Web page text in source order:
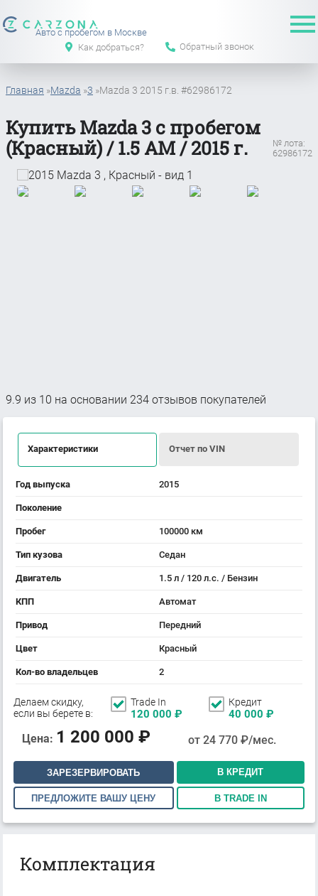
Авто с пробегом в Москве
Как добраться?
Обратный звонок
Главная »Mazda »3 »Mazda 3 2015 г.в. #62986172
Купить Mazda 3 с пробегом
(Красный) / 1.5 АМ / 2015 г.
№ лота:
62986172
9.9 из 10 на основании 234 отзывов покупателей
Характеристики Отчет по VIN
Год выпуска 2015
Поколение
Пробег 100000 км
Тип кузова Седан
Двигатель 1.5 л / 120 л.с. / Бензин
КПП Автомат
Привод Передний
Цвет Красный
Кол-во владельцев 2
Делаем скидку,
если вы берете в:
Trade In
120 000 ₽
Кредит
40 000 ₽
Цена: 1 200 000 ₽ от 24 770₽/мес.
ЗАРЕЗЕРВИРОВАТЬ В КРЕДИТ
ПРЕДЛОЖИТЕ ВАШУ ЦЕНУ В TRADE IN
Комплектация